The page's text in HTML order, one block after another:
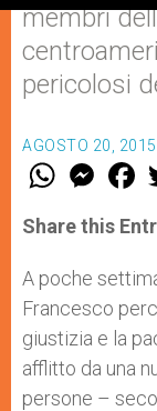
membri
pericolosi
AGOSTO 20,
W
t
s
p
p
M
e
s
e
g
e
r
F
a
e
b
o
k
Share this
A poche
Francesco
giustizia e la
afflitto da una
persone –